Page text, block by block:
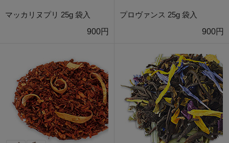
マッカリヌプリ 25g 袋入
900円
プロヴァンス 25g 袋入
900円